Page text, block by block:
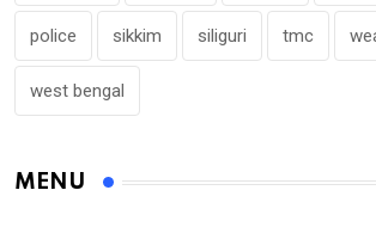
police sikkim siliguri tmc
west bengal
MENU